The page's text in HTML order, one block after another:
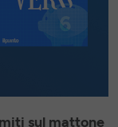
sul mattone